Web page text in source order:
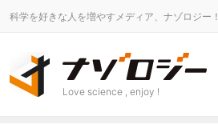
科学を好きな人を増やすメディア、ナゾロジー！
Love science , enjoy !